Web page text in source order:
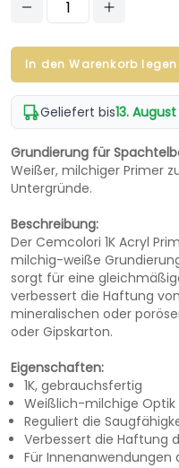
In den Warenkorb legen
Geliefert bis13.
Grundierung für
Weißer, milchiger Primer
Untergründe.
Beschreibung:
Der Cemcolori 1K Acryl
milchig-weiße
sorgt für eine
verbessert die Haftung
mineralischen oder
oder Gipskarton.
Eigenschaften:
1K, gebrauchsfertig
Weißlich-milchige
Reguliert die
Verbessert die Haftung
Für